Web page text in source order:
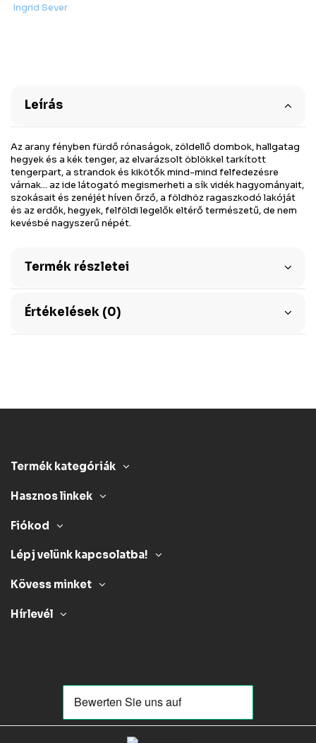
Ingrid Sever
Leírás
Az arany fényben fürdő rónaságok, zöldellő dombok, hallgatag
hegyek és a kék tenger, az elvarázsolt öblökkel tarkított
tengerpart, a strandok és kikötők mind-mind felfedezésre
várnak... az ide látogató megismerheti a sík vidék hagyományait,
szokásait és zenéjét híven őrző, a földhöz ragaszkodó lakóját
és az erdők, hegyek, felföldi legelők eltérő természetű, de nem
kevésbé nagyszerű népét.
Termék részletei
Értékelések (0)
Termék kategóriák
Hasznos linkek
Fiókod
Lépj velünk kapcsolatba!
Kövess minket
Hírlevél